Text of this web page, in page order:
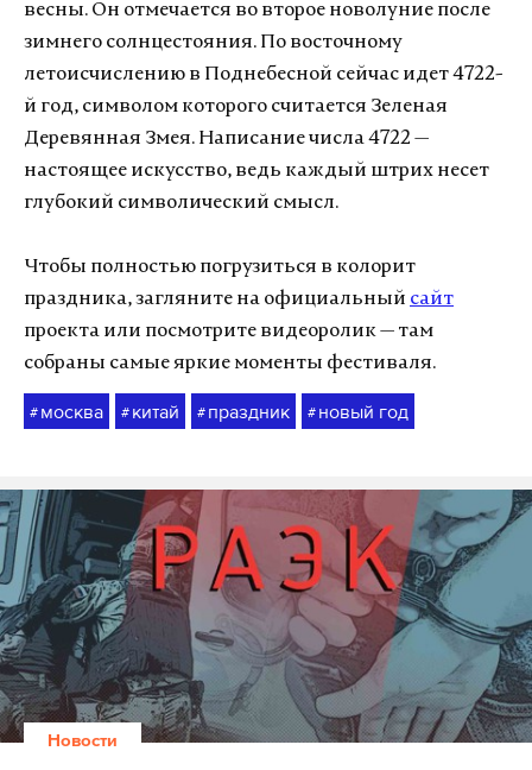
весны. Он отмечается во второе новолуние после
зимнего солнцестояния. По восточному
летоисчислению в Поднебесной сейчас идет 4722-
й год, символом которого считается Зеленая
Деревянная Змея. Написание числа 4722 —
настоящее искусство, ведь каждый штрих несет
глубокий символический смысл.
Чтобы полностью погрузиться в колорит
праздника, загляните на официальный сайт
проекта или посмотрите видеоролик — там
собраны самые яркие моменты фестиваля.
# москва # китай # праздник # новый год
Новости